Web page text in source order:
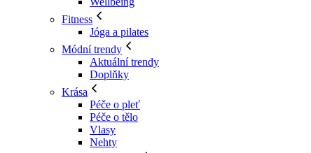
Fitness
Jóga a pilates
Módní trendy
Aktuální trendy
Doplňky
Krása
Péče o pleť
Péče o tělo
Vlasy
Nehty